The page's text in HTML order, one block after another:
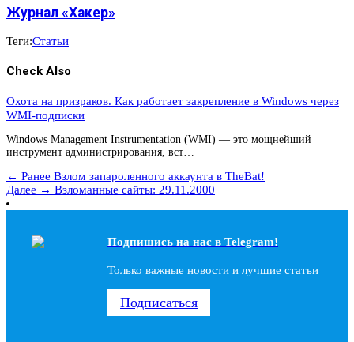
Журнал «Хакер»
Теги:Статьи
Check Also
Охота на призраков. Как работает закрепление в Windows через
WMI-подписки
Windows Management Instrumentation (WMI) — это мощнейший
инструмент администрирования, вст…
← Ранее Взлом запароленного аккаунта в TheBat!
Далее → Взломанные сайты: 29.11.2000
Подпишись на наc в Telegram!
Только важные новости и лучшие статьи
Подписаться